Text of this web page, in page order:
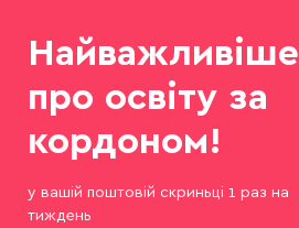
Найважливіше
про освіту за
кордоном!
у вашій поштовій скриньці 1 раз на
тиждень